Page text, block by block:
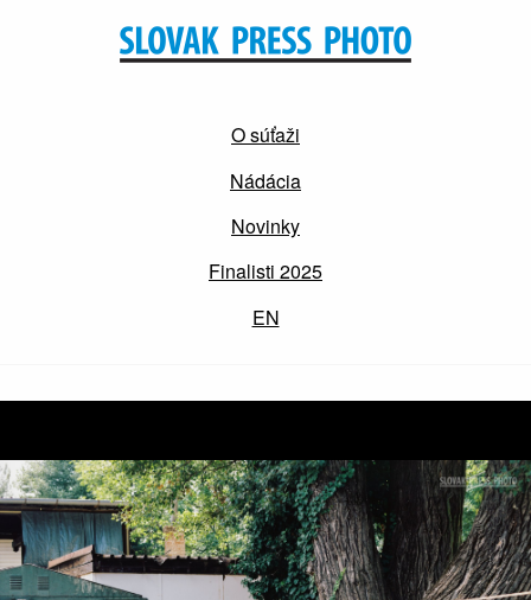
O súťaži
Nádácia
Novinky
Finalisti 2025
EN